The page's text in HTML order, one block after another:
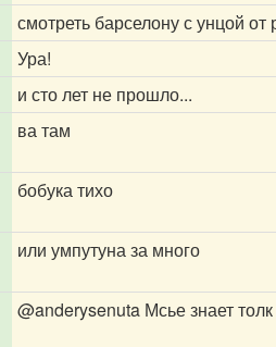
смотреть барселону с унцой от
Ура!
и сто лет не прошло...
ва там
бобука тихо
или умпутуна за много
@anderysenuta Мсье знает толк